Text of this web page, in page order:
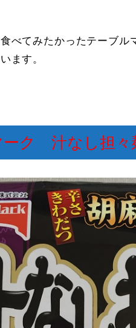
べてみたかったテーブ
ます。
ーク 汁なし担